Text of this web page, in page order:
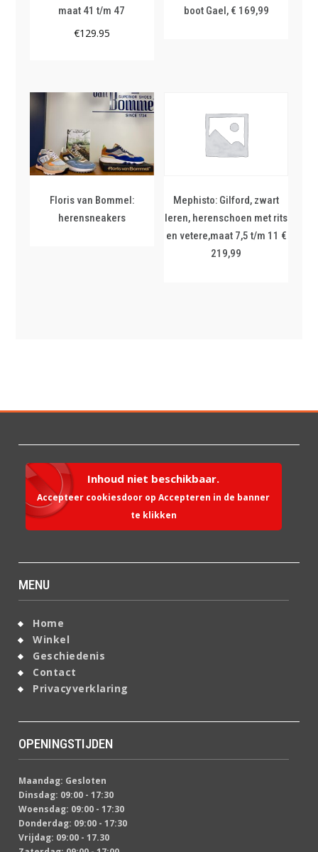
maat 41 t/m 47
€129.95
boot Gael, € 169,99
Floris van Bommel:
herensneakers
Mephisto: Gilford, zwart
leren, herenschoen met rits
en vetere,maat 7,5 t/m 11 €
219,99
Inhoud niet beschikbaar.
Accepteer cookiesdoor op Accepteren in de banner
te klikken
MENU
Home
Winkel
Geschiedenis
Contact
Privacyverklaring
OPENINGSTIJDEN
Maandag: Gesloten
Dinsdag: 09:00 - 17:30
Woensdag: 09:00 - 17:30
Donderdag: 09:00 - 17:30
Vrijdag: 09:00 - 17.30